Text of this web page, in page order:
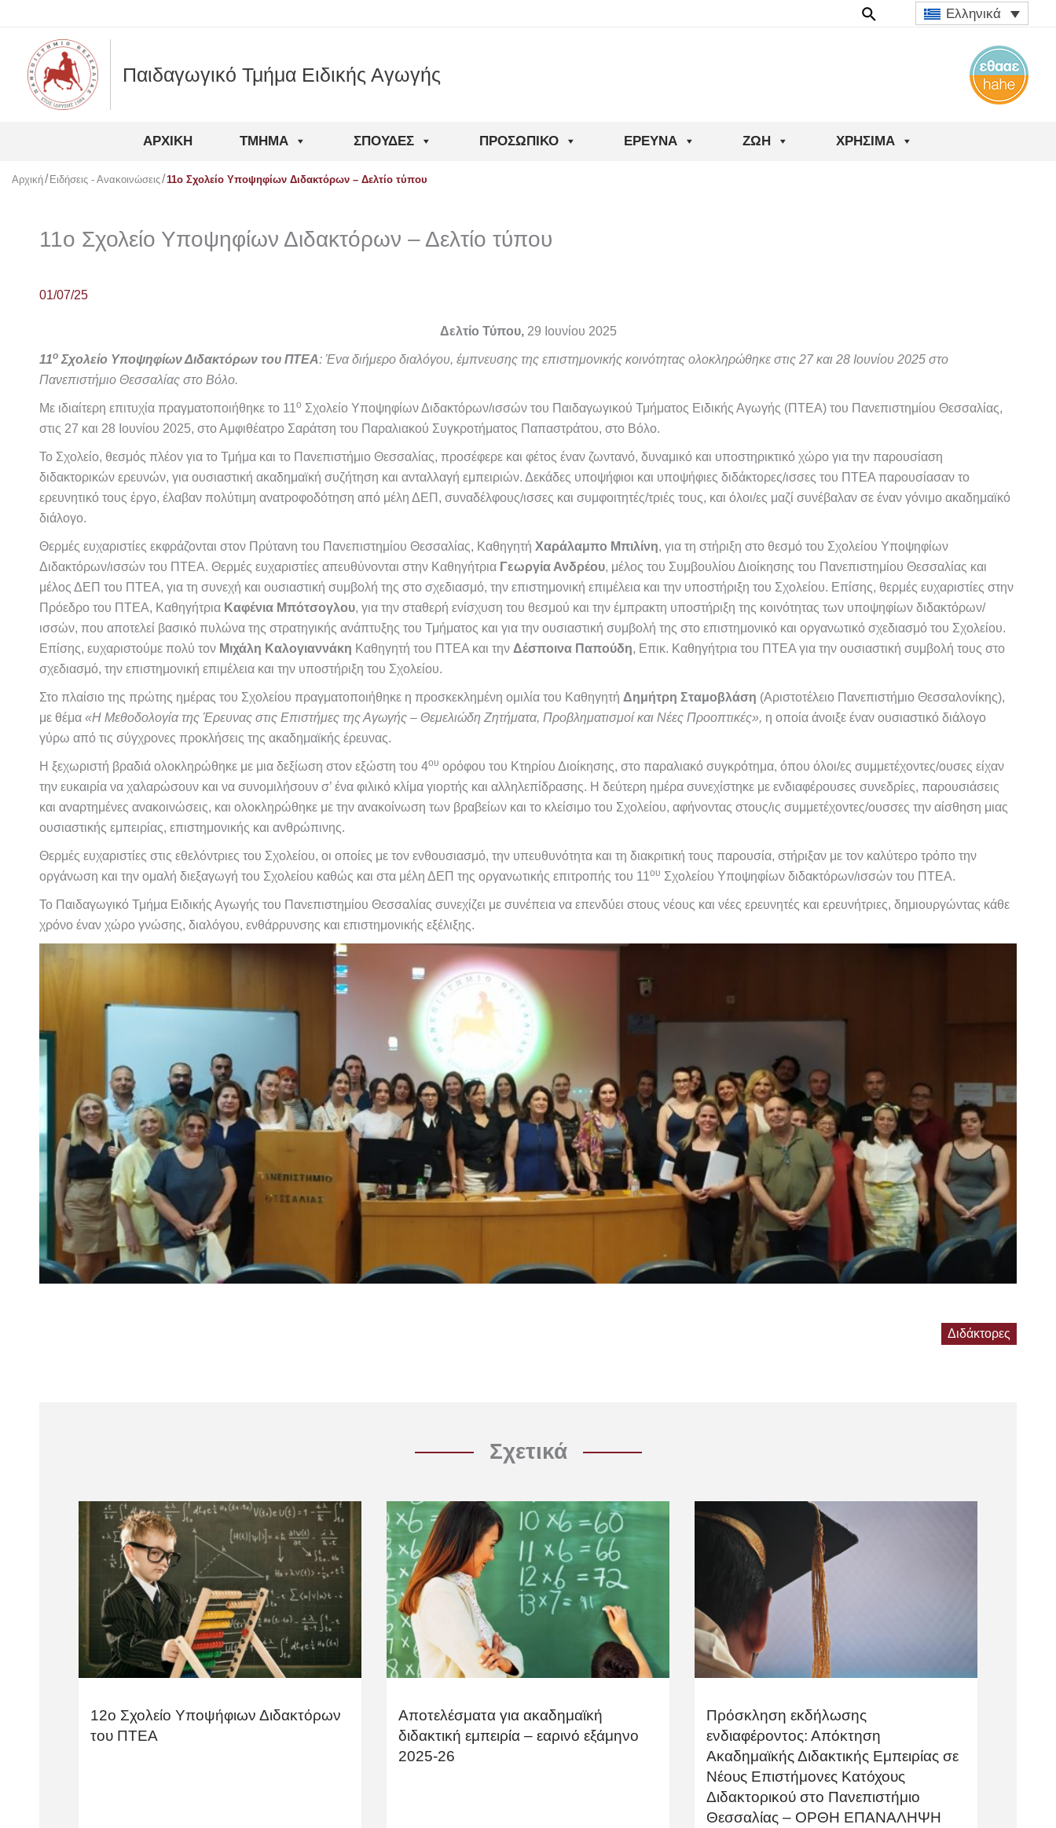
περιεχόμενο
Ελληνικά
Παιδαγωγικό Τμήμα Ειδικής Αγωγής
ΑΡΧΙΚΉ ΤΜΉΜΑ ΣΠΟΥΔΈΣ ΠΡΟΣΩΠΙΚΌ ΈΡΕΥΝΑ ΖΩΉ ΧΡΉΣΙΜΑ
Αρχική Ειδήσεις - Ανακοινώσεις 11ο Σχολείο Υποψηφίων Διδακτόρων – Δελτίο τύπου
11ο Σχολείο Υποψηφίων Διδακτόρων – Δελτίο τύπου
01/07/25
Δελτίο Τύπου, 29 Ιουνίου 2025
11ο Σχολείο Υποψηφίων Διδακτόρων του ΠΤΕΑ: Ένα διήμερο διαλόγου, έμπνευσης της επιστημονικής κοινότητας ολοκληρώθηκε στις 27 και 28 Ιουνίου 2025 στο
Πανεπιστήμιο Θεσσαλίας στο Βόλο.
Με ιδιαίτερη επιτυχία πραγματοποιήθηκε το 11ο Σχολείο Υποψηφίων Διδακτόρων/ισσών του Παιδαγωγικού Τμήματος Ειδικής Αγωγής (ΠΤΕΑ) του Πανεπιστημίου Θεσσαλίας,
στις 27 και 28 Ιουνίου 2025, στο Αμφιθέατρο Σαράτση του Παραλιακού Συγκροτήματος Παπαστράτου, στο Βόλο.
Το Σχολείο, θεσμός πλέον για το Τμήμα και το Πανεπιστήμιο Θεσσαλίας, προσέφερε και φέτος έναν ζωντανό, δυναμικό και υποστηρικτικό χώρο για την παρουσίαση
διδακτορικών ερευνών, για ουσιαστική ακαδημαϊκή συζήτηση και ανταλλαγή εμπειριών. Δεκάδες υποψήφιοι και υποψήφιες διδάκτορες/ισσες του ΠΤΕΑ παρουσίασαν το
ερευνητικό τους έργο, έλαβαν πολύτιμη ανατροφοδότηση από μέλη ΔΕΠ, συναδέλφους/ισσες και συμφοιτητές/τριές τους, και όλοι/ες μαζί συνέβαλαν σε έναν γόνιμο ακαδημαϊκό
διάλογο.
Θερμές ευχαριστίες εκφράζονται στον Πρύτανη του Πανεπιστημίου Θεσσαλίας, Καθηγητή Χαράλαμπο Μπιλίνη, για τη στήριξη στο θεσμό του Σχολείου Υποψηφίων
Διδακτόρων/ισσών του ΠΤΕΑ. Θερμές ευχαριστίες απευθύνονται στην Καθηγήτρια Γεωργία Ανδρέου, μέλος του Συμβουλίου Διοίκησης του Πανεπιστημίου Θεσσαλίας και
μέλος ΔΕΠ του ΠΤΕΑ, για τη συνεχή και ουσιαστική συμβολή της στο σχεδιασμό, την επιστημονική επιμέλεια και την υποστήριξη του Σχολείου. Επίσης, θερμές ευχαριστίες στην
Πρόεδρο του ΠΤΕΑ, Καθηγήτρια Καφένια Μπότσογλου, για την σταθερή ενίσχυση του θεσμού και την έμπρακτη υποστήριξη της κοινότητας των υποψηφίων διδακτόρων/
ισσών, που αποτελεί βασικό πυλώνα της στρατηγικής ανάπτυξης του Τμήματος και για την ουσιαστική συμβολή της στο επιστημονικό και οργανωτικό σχεδιασμό του Σχολείου.
Επίσης, ευχαριστούμε πολύ τον Μιχάλη Καλογιαννάκη Καθηγητή του ΠΤΕΑ και την Δέσποινα Παπούδη, Επικ. Καθηγήτρια του ΠΤΕΑ για την ουσιαστική συμβολή τους στο
σχεδιασμό, την επιστημονική επιμέλεια και την υποστήριξη του Σχολείου.
Στο πλαίσιο της πρώτης ημέρας του Σχολείου πραγματοποιήθηκε η προσκεκλημένη ομιλία του Καθηγητή Δημήτρη Σταμοβλάση (Αριστοτέλειο Πανεπιστήμιο Θεσσαλονίκης),
με θέμα «Η Μεθοδολογία της Έρευνας στις Επιστήμες της Αγωγής – Θεμελιώδη Ζητήματα, Προβληματισμοί και Νέες Προοπτικές», η οποία άνοιξε έναν ουσιαστικό διάλογο
γύρω από τις σύγχρονες προκλήσεις της ακαδημαϊκής έρευνας.
Η ξεχωριστή βραδιά ολοκληρώθηκε με μια δεξίωση στον εξώστη του 4ου ορόφου του Κτηρίου Διοίκησης, στο παραλιακό συγκρότημα, όπου όλοι/ες συμμετέχοντες/ουσες είχαν
την ευκαιρία να χαλαρώσουν και να συνομιλήσουν σ’ ένα φιλικό κλίμα γιορτής και αλληλεπίδρασης. Η δεύτερη ημέρα συνεχίστηκε με ενδιαφέρουσες συνεδρίες, παρουσιάσεις
και αναρτημένες ανακοινώσεις, και ολοκληρώθηκε με την ανακοίνωση των βραβείων και το κλείσιμο του Σχολείου, αφήνοντας στους/ις συμμετέχοντες/ουσσες την αίσθηση μιας
ουσιαστικής εμπειρίας, επιστημονικής και ανθρώπινης.
Θερμές ευχαριστίες στις εθελόντριες του Σχολείου, οι οποίες με τον ενθουσιασμό, την υπευθυνότητα και τη διακριτική τους παρουσία, στήριξαν με τον καλύτερο τρόπο την
οργάνωση και την ομαλή διεξαγωγή του Σχολείου καθώς και στα μέλη ΔΕΠ της οργανωτικής επιτροπής του 11ου Σχολείου Υποψηφίων διδακτόρων/ισσών του ΠΤΕΑ.
Το Παιδαγωγικό Τμήμα Ειδικής Αγωγής του Πανεπιστημίου Θεσσαλίας συνεχίζει με συνέπεια να επενδύει στους νέους και νέες ερευνητές και ερευνήτριες, δημιουργώντας κάθε
χρόνο έναν χώρο γνώσης, διαλόγου, ενθάρρυνσης και επιστημονικής εξέλιξης.
Διδάκτορες
Σχετικά
12ο Σχολείο Υποψήφιων Διδακτόρων
του ΠΤΕΑ
Αποτελέσματα για ακαδημαϊκή
διδακτική εμπειρία – εαρινό εξάμηνο
2025-26
Πρόσκληση εκδήλωσης
ενδιαφέροντος: Απόκτηση
Ακαδημαϊκής Διδακτικής Εμπειρίας σε
Νέους Επιστήμονες Κατόχους
Διδακτορικού στο Πανεπιστήμιο
Θεσσαλίας – ΟΡΘΗ ΕΠΑΝΑΛΗΨΗ